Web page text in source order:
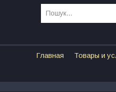
Главная Товары и